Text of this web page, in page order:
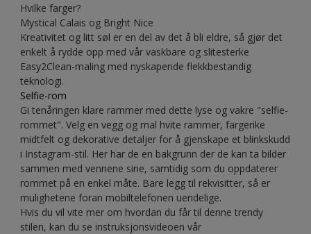
Hvilke farger?
Mystical Calais og Bright Nice
Kreativitet og litt søl er en del av det å bli eldre, så gjør det
enkelt å rydde opp med vår vaskbare og slitesterke
Easy2Clean-maling med nyskapende flekkbestandig
teknologi.
Selfie-rom
Gi tenåringen klare rammer med dette lyse og vakre "selfie-
rommet". Velg en vegg og mal hvite rammer, fargerike
midtfelt og dekorative detaljer for å gjenskape et blinkskudd
i Instagram-stil. Her har de en bakgrunn der de kan ta bilder
sammen med vennene sine, samtidig som du oppdaterer
rommet på en enkel måte. Bare legg til rekvisitter, så er
mulighetene foran mobiltelefonen uendelige.
Hvis du vil vite mer om hvordan du får til denne trendy
stilen, kan du se instruksjonsvideoen vår